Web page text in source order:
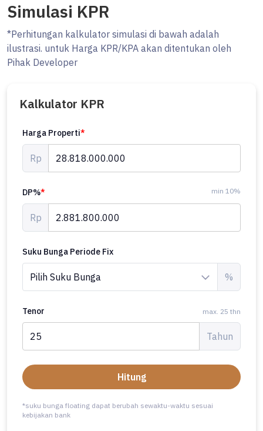
Simulasi KPR
*Perhitungan kalkulator simulasi di bawah adalah
ilustrasi. untuk Harga KPR/KPA akan ditentukan oleh
Pihak Developer
Kalkulator KPR
Harga Properti*
Rp
DP%* min 10%
Rp
Suku Bunga Periode Fix
%
Tenor max. 25 thn
Tahun
Hitung
*suku bunga floating dapat berubah sewaktu-waktu sesuai
kebijakan bank